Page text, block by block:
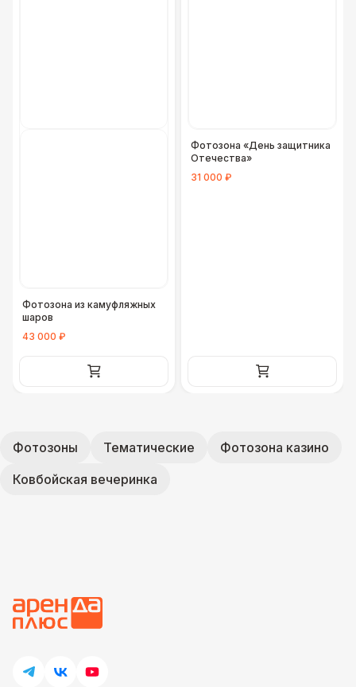
Фотозона из камуфляжных
шаров
43 000 ₽
Фотозона «День защитника
Отечества»
31 000 ₽
Фотозоны Тематические
Фотозона казино
Ковбойская вечеринка